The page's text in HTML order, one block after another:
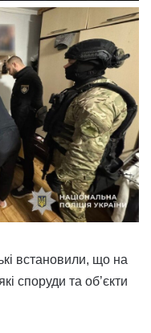
встановили, що на
споруди та об’єкти